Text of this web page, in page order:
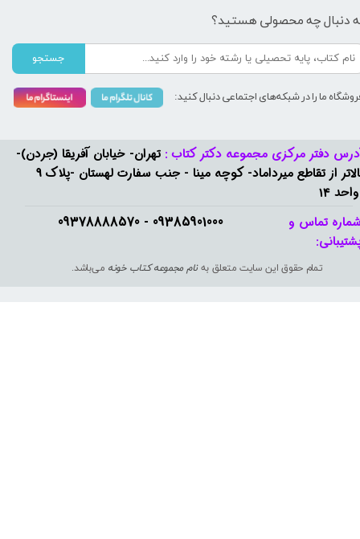
09385901000 - 09378888570​​​​​​​
دفتر مرکزی مجموعه دکتر کتاب : تهران- خیابان آفریقا (جردن)-
بالاتر از تقاطع میرداماد- کوچه مینا - جنب سفارت لهستان -پلاک 9
14
تمام حقوق این سایت متعلق بهنام مجموعه کتاب خونه می‌باشد.
تماس و
دنبال چه محصولی هستید؟
جستجو
ما را در شبکه‌های اجتماعی دنبال کنید: